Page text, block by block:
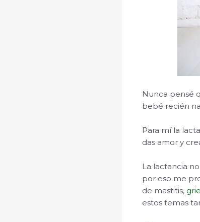
Nunca pensé
bebé recién
Para mí la
das amor y
La lactancia
por eso me
de mastitis,
estos temas